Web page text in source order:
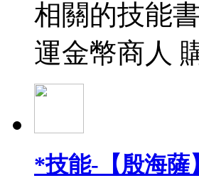
相關的技能
運金幣商人
*技能-【殷海薩